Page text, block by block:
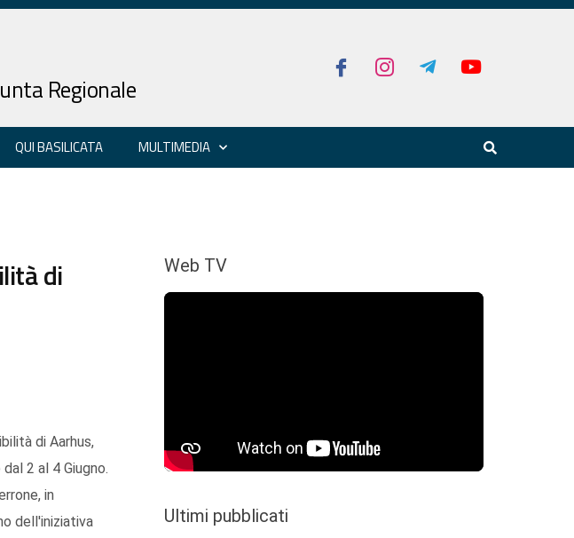
Regionale
QUI BASILICATA MULTIMEDIA
di
di Aarhus,
2 al 4 Giugno.
in
dell'iniziativa
Web TV
Ultimi pubblicati